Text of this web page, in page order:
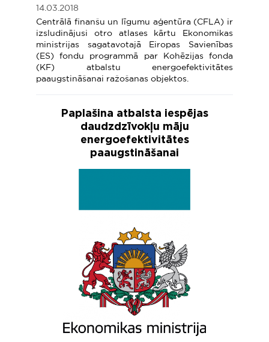
14.03.2018
Centrālā finanšu un līgumu aģentūra (CFLA) ir
izsludinājusi otro atlases kārtu Ekonomikas
ministrijas sagatavotajā Eiropas Savienības
(ES) fondu programmā par Kohēzijas fonda
(KF) atbalstu energoefektivitātes
paaugstināšanai ražošanas objektos.
Paplašina atbalsta iespējas
daudzdzīvokļu māju
energoefektivitātes
paaugstināšanai